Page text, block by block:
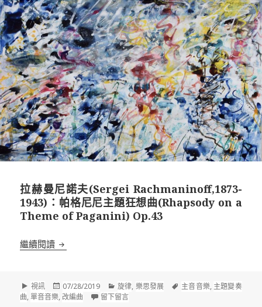
拉赫曼尼諾夫(Sergei Rachmaninoff,1873-
1943)：帕格尼尼主題狂想曲(Rhapsody on a
Theme of Paganini) Op.43
繼續閱讀 拉赫曼尼諾夫(Sergei Rachmaninoff,1873-1943)
格
式
視訊
發
佈
07/28/2019
分
類
旋律, 樂思發展
標
主音音樂, 主題變奏
曲,單音音樂,改編曲 留下留言在 拉赫曼尼諾夫(Sergei